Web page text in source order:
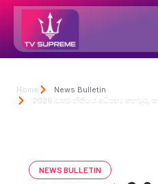
Home
News Bulletin
2026 වසර නීතියේ අධිපත්‍ය තහවුරු
NEWS BULLETIN